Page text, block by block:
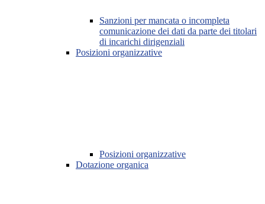
Sanzioni per mancata o incompleta
comunicazione dei dati da parte dei titolari
di incarichi dirigenziali
Posizioni organizzative
Posizioni organizzative
Dotazione organica